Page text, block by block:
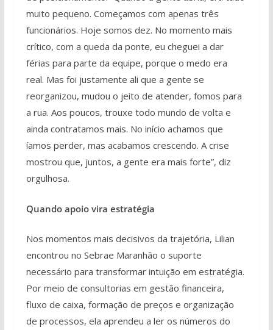
muito pequeno. Começamos com apenas três
funcionários. Hoje somos dez. No momento mais
crítico, com a queda da ponte, eu cheguei a dar
férias para parte da equipe, porque o medo era
real. Mas foi justamente ali que a gente se
reorganizou, mudou o jeito de atender, fomos para
a rua. Aos poucos, trouxe todo mundo de volta e
ainda contratamos mais. No início achamos que
íamos perder, mas acabamos crescendo. A crise
mostrou que, juntos, a gente era mais forte”, diz
orgulhosa.
Quando apoio vira estratégia
Nos momentos mais decisivos da trajetória, Lilian
encontrou no Sebrae Maranhão o suporte
necessário para transformar intuição em estratégia.
Por meio de consultorias em gestão financeira,
fluxo de caixa, formação de preços e organização
de processos, ela aprendeu a ler os números do